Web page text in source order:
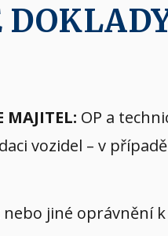
OP a
vozidel – v
jiné oprávnění